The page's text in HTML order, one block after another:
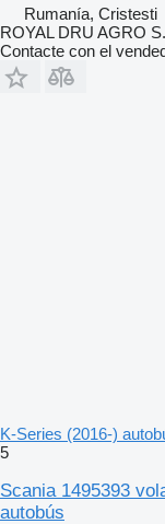
Rumanía, Cristesti
ROYAL DRU AGRO
Contacte con el
K-Series (2016-)
5
Scania 1495393
autobús